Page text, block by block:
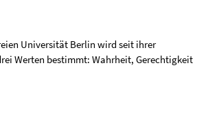
Universität Berlin wird seit ihrer
Werten bestimmt: Wahrheit, Gerechtigkeit